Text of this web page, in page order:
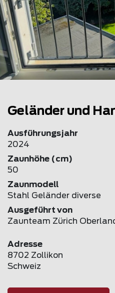
Geländer und
Ausführungsjahr
2024
Zaunhöhe (cm)
50
Zaunmodell
Stahl Geländer diverse
Ausgeführt von
Zaunteam Zürich
Adresse
8702 Zollikon
Schweiz